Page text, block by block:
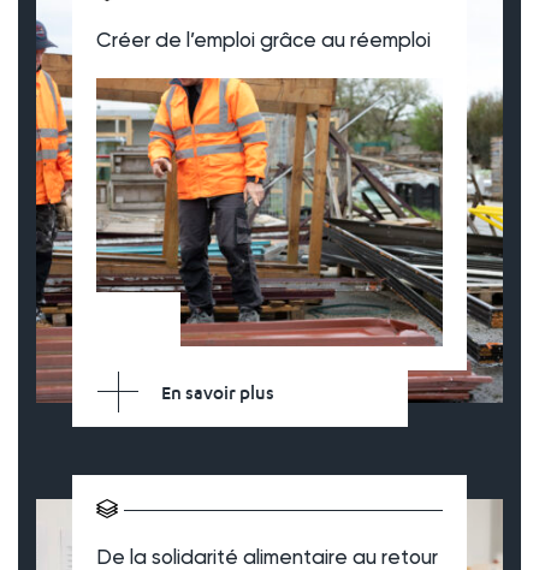
Créer de l’emploi grâce au réemploi
En savoir plus
De la solidarité alimentaire au retour